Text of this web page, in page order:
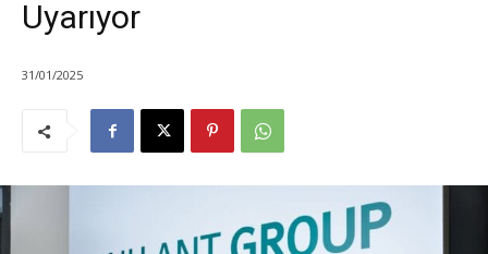
Uyarıyor
31/01/2025